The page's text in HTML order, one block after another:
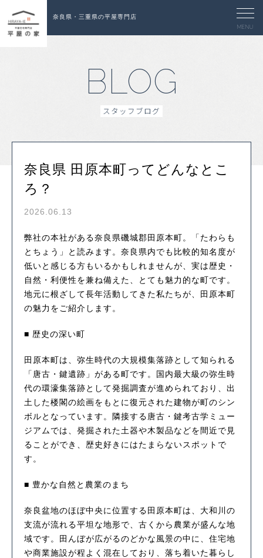
奈良県・三重県の平屋専門店
MENU
BLOG
スタッフブログ
奈良県 田原本町ってどんなとこ
ろ？
2026.06.13
弊社の本社がある奈良県磯城郡田原本町。「たわらも
とちょう」と読みます。奈良県内でも比較的知名度が
低いと感じる方もいるかもしれませんが、実は歴史・
自然・利便性を兼ね備えた、とても魅力的な町です。
地元に根ざして長年活動してきた私たちが、田原本町
の魅力をご紹介します。
■ 歴史の深い町
田原本町は、弥生時代の大規模集落跡として知られる
「唐古・鍵遺跡」がある町です。国内最大級の弥生時
代の環濠集落跡として発掘調査が進められており、出
土した楼閣の絵画をもとに復元された建物が町のシン
ボルとなっています。隣接する唐古・鍵考古学ミュー
ジアムでは、発掘された土器や木製品などを間近で見
ることができ、歴史好きにはたまらないスポットで
す。
■ 豊かな自然と農業のまち
奈良盆地のほぼ中央に位置する田原本町は、大和川の
支流が流れる平坦な地形で、古くから農業が盛んな地
域です。田んぼが広がるのどかな風景の中に、住宅地
や商業施設が程よく混在しており、落ち着いた暮らし